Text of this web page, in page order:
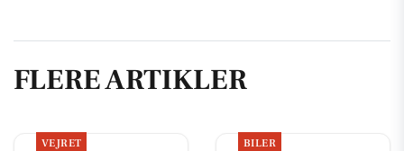
FLERE ARTIKLER
VEJRET BILER